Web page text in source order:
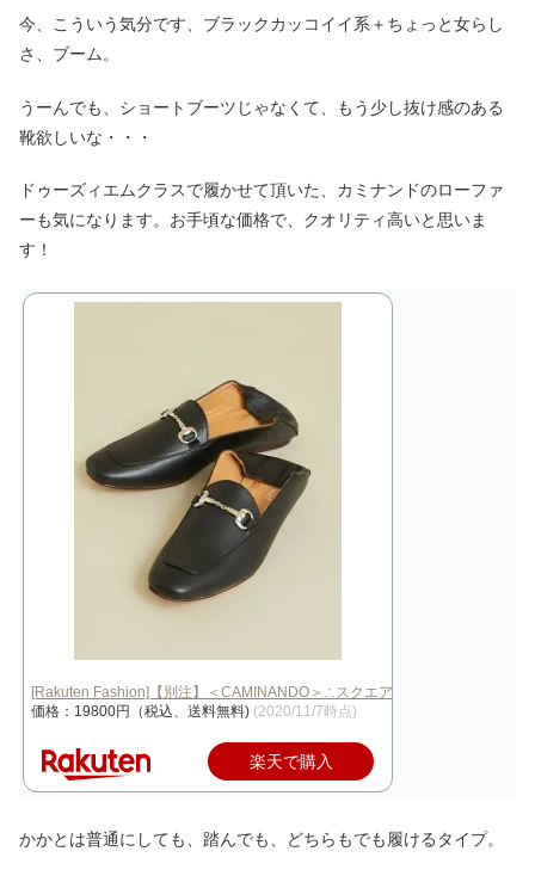
今、こういう気分です、ブラックカッコイイ系＋ちょっと女らし
さ、ブーム。
うーんでも、ショートブーツじゃなくて、もう少し抜け感のある
靴欲しいな・・・
ドゥーズィエムクラスで履かせて頂いた、カミナンドのローファ
ーも気になります。お手頃な価格で、クオリティ高いと思いま
す！
[Rakuten Fashion]【別注】＜CAMINANDO＞∴スクエアトゥレ…
価格：19800円（税込、送料無料) (2020/11/7時点)
楽天で購入
かかとは普通にしても、踏んでも、どちらもでも履けるタイプ。